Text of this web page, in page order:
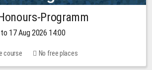
Programm
17 Aug 2026 14:00
course No free places